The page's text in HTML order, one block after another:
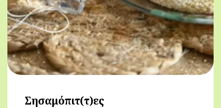
Σησαμόπιτ(τ)ες